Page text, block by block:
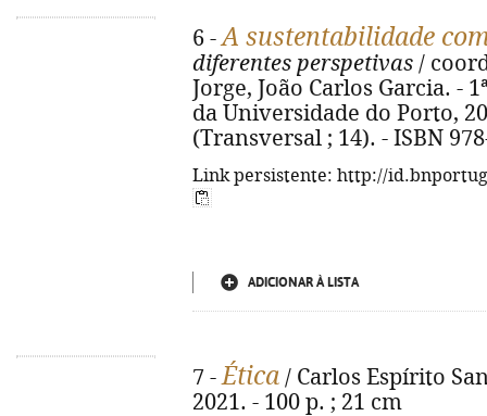
6 -A sustentabilidade
diferentes perspetivas /
Jorge, João Carlos Garcia. -
da Universidade do Porto,
(Transversal ; 14). - ISBN
Link persistente: http://
ADICIONAR À LISTA
7 -Ética / Carlos Espírito
2021. - 100 p. ; 21 cm